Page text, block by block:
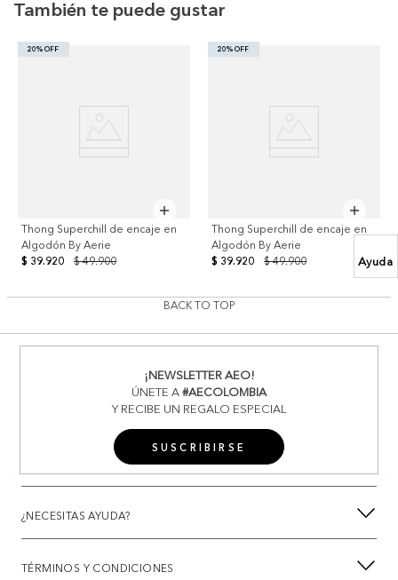
Ayuda
También te puede gustar
20% OFF
Thong Superchill de encaje en
Algodón By Aerie
$ 49.900
$ 39.920
20% OFF
Thong Superchill de encaje en
Algodón By Aerie
$ 49.900
$ 39.920
BACK TO TOP
¡NEWSLETTER AEO!
ÚNETE A#AECOLOMBIA
Y RECIBE UN REGALO ESPECIAL
SUSCRIBIRSE
¿NECESITAS AYUDA?
TÉRMINOS Y CONDICIONES